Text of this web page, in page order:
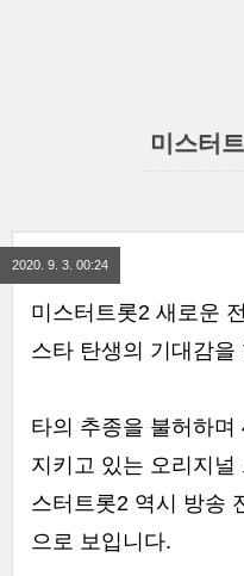
미스터
2020. 9. 3. 00:24
미스터트롯2 새로운
스타 탄생의 기대감
타의 추종을 불허하며
지키고 있는 오리지널
스터트롯2 역시 방송
으로 보입니다.